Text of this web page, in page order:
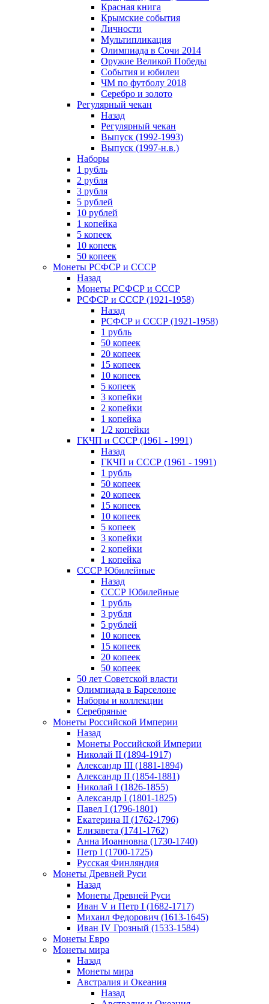
Красная книга
Крымские события
Личности
Мультипликация
Олимпиада в Сочи 2014
Оружие Великой Победы
События и юбилеи
ЧМ по футболу 2018
Серебро и золото
Регулярный чекан
Назад
Регулярный чекан
Выпуск (1992-1993)
Выпуск (1997-н.в.)
Наборы
1 рубль
2 рубля
3 рубля
5 рублей
10 рублей
1 копейка
5 копеек
10 копеек
50 копеек
Монеты РСФСР и СССР
Назад
Монеты РСФСР и СССР
РСФСР и СССР (1921-1958)
Назад
РСФСР и СССР (1921-1958)
1 рубль
50 копеек
20 копеек
15 копеек
10 копеек
5 копеек
3 копейки
2 копейки
1 копейка
1/2 копейки
ГКЧП и СССР (1961 - 1991)
Назад
ГКЧП и СССР (1961 - 1991)
1 рубль
50 копеек
20 копеек
15 копеек
10 копеек
5 копеек
3 копейки
2 копейки
1 копейка
СССР Юбилейные
Назад
СССР Юбилейные
1 рубль
3 рубля
5 рублей
10 копеек
15 копеек
20 копеек
50 копеек
50 лет Советской власти
Олимпиада в Барселоне
Наборы и коллекции
Серебряные
Монеты Российской Империи
Назад
Монеты Российской Империи
Николай II (1894-1917)
Александр III (1881-1894)
Александр II (1854-1881)
Николай I (1826-1855)
Александр I (1801-1825)
Павел I (1796-1801)
Екатерина II (1762-1796)
Елизавета (1741-1762)
Анна Иоанновна (1730-1740)
Петр I (1700-1725)
Русская Финляндия
Монеты Древней Руси
Назад
Монеты Древней Руси
Иван V и Петр I (1682-1717)
Михаил Федорович (1613-1645)
Иван IV Грозный (1533-1584)
Монеты Евро
Монеты мира
Назад
Монеты мира
Австралия и Океания
Назад